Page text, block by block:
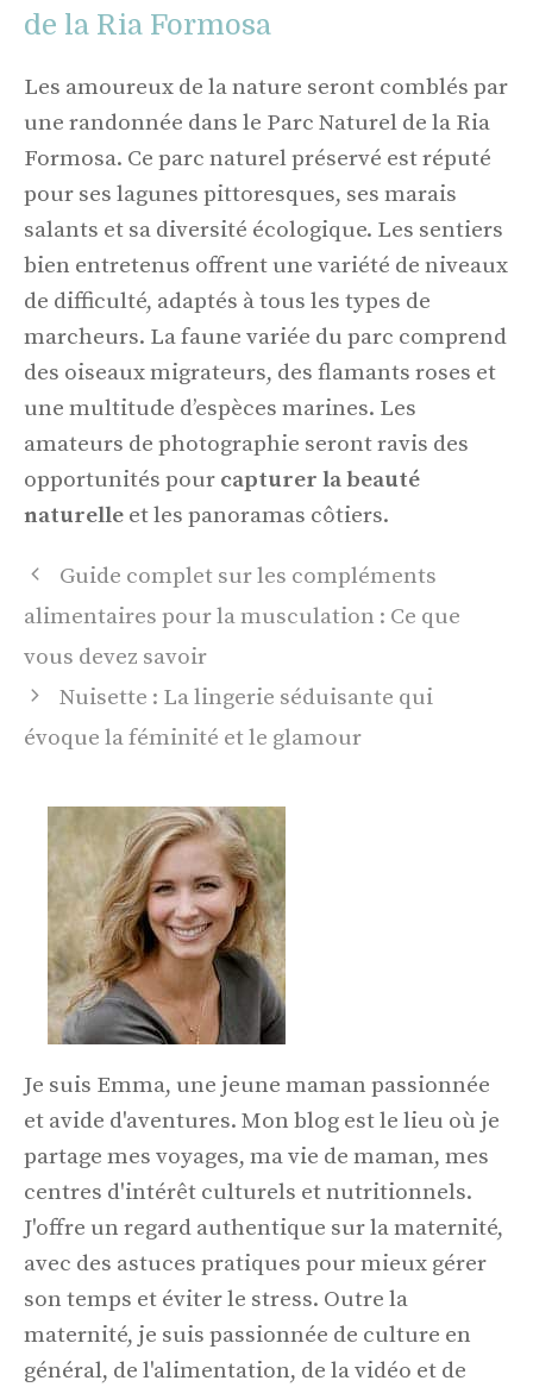
de la Ria Formosa
Les amoureux de la nature seront comblés par
une randonnée dans le Parc Naturel de la Ria
Formosa. Ce parc naturel préservé est réputé
pour ses lagunes pittoresques, ses marais
salants et sa diversité écologique. Les sentiers
bien entretenus offrent une variété de niveaux
de difficulté, adaptés à tous les types de
marcheurs. La faune variée du parc comprend
des oiseaux migrateurs, des flamants roses et
une multitude d’espèces marines. Les
amateurs de photographie seront ravis des
opportunités pour capturer la beauté
naturelle et les panoramas côtiers.
Guide complet sur les compléments
alimentaires pour la musculation : Ce que
vous devez savoir
Nuisette : La lingerie séduisante qui
évoque la féminité et le glamour
Je suis Emma, une jeune maman passionnée
et avide d'aventures. Mon blog est le lieu où je
partage mes voyages, ma vie de maman, mes
centres d'intérêt culturels et nutritionnels.
J'offre un regard authentique sur la maternité,
avec des astuces pratiques pour mieux gérer
son temps et éviter le stress. Outre la
maternité, je suis passionnée de culture en
général, de l'alimentation, de la vidéo et de